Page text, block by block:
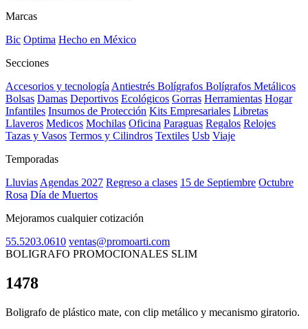
Marcas
Bic Optima Hecho en México
Secciones
Accesorios y tecnología Antiestrés Bolígrafos Bolígrafos Metálicos
Bolsas Damas Deportivos Ecológicos Gorras Herramientas Hogar
Infantiles Insumos de Protección Kits Empresariales Libretas
Llaveros Medicos Mochilas Oficina Paraguas Regalos Relojes
Tazas y Vasos Termos y Cilindros Textiles Usb Viaje
Temporadas
Lluvias Agendas 2027 Regreso a clases 15 de Septiembre Octubre
Rosa Día de Muertos
Mejoramos cualquier cotización
55.5203.0610 ventas@promoarti.com
BOLIGRAFO PROMOCIONALES SLIM
1478
Boligrafo de plástico mate, con clip metálico y mecanismo giratorio.